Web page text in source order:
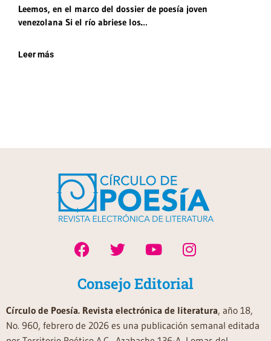
Leemos, en el marco del dossier de poesía joven
venezolana Si el río abriese los…
Leer más
Consejo Editorial
Círculo de Poesía. Revista electrónica de literatura, año 18,
No. 960, febrero de 2026 es una publicación semanal editada